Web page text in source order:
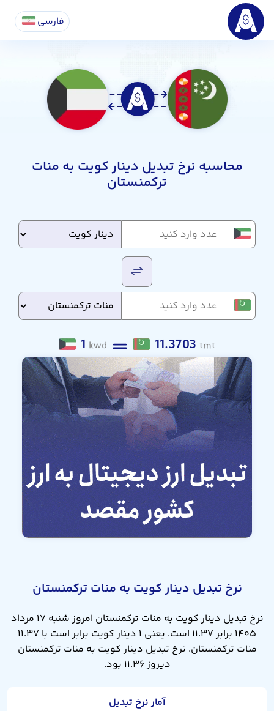
فارسی
محاسبه نرخ تبدیل دینار کویت به منات
ترکمنستان
1 kwd 11.3703 tmt
نرخ تبدیل دینار کویت به منات ترکمنستان
نرخ تبدیل دینار کویت به منات ترکمنستان امروز شنبه ۱۷ مرداد
۱۴۰۵ برابر ۱۱.۳۷ است. یعنی ۱ دینار کویت برابر است با ۱۱.۳۷
منات ترکمنستان. نرخ تبدیل دینار کویت به منات ترکمنستان
دیروز ۱۱.۳۶ بود.
آمار نرخ تبدیل